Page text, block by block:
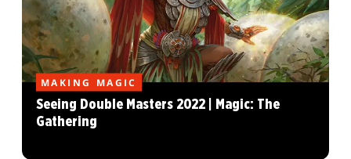
MAKING MAGIC
Seeing Double Masters 2022 | Magic: The
Gathering